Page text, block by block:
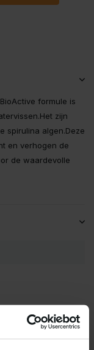
formule is
zijn
spirulina algen.Deze
en verhogen de
de waardevolle